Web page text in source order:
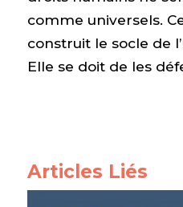
comme universels.
construit le socle de
Elle se doit de les
Articles Liés